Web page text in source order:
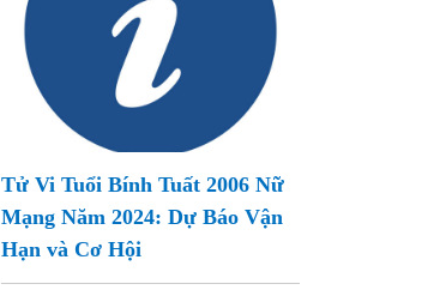
Tử Vi Tuổi Bính Tuất 2006 Nữ
Mạng Năm 2024: Dự Báo Vận
Hạn và Cơ Hội